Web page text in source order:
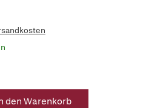
den Warenkorb